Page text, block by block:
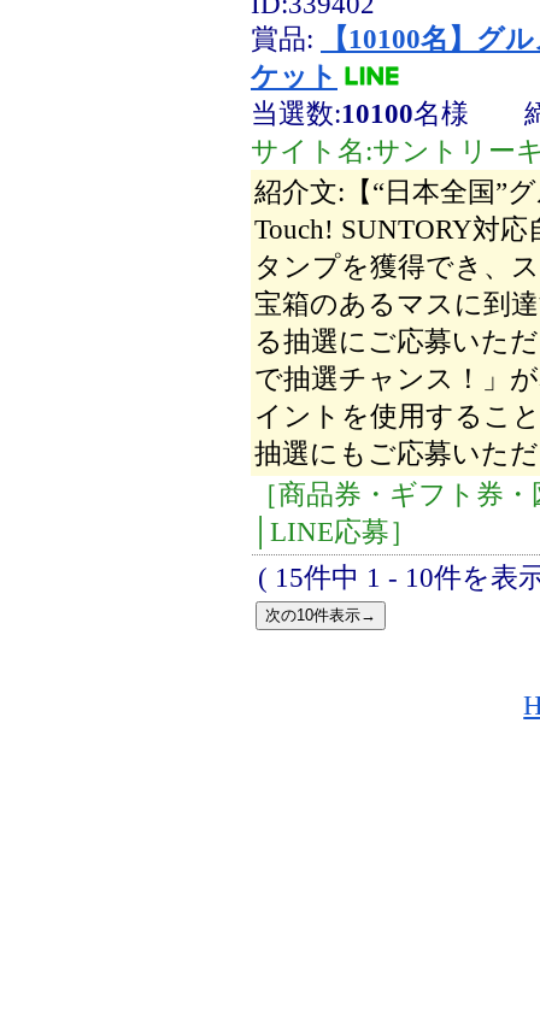
賞品:
【10100名】グ
ケット
当選数:10100名様
サイト名:サントリー
紹介文:【“日本全国”
Touch! SUNTORY対
タンプを獲得でき、
宝箱のあるマスに到
る抽選にご応募いた
で抽選チャンス！」
イントを使用するこ
抽選にもご応募いた
［商品券・ギフト券
│LINE応募］
( 15件中 1 - 10件を表